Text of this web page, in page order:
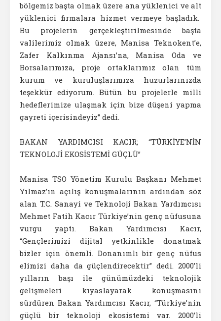
bölgemiz başta olmak üzere ana yüklenici ve alt
yüklenici firmalara hizmet vermeye başladık.
Bu projelerin gerçekleştirilmesinde başta
valilerimiz olmak üzere, Manisa Teknokent’e,
Zafer Kalkınma Ajansı’na, Manisa Oda ve
Borsalarımıza, proje ortaklarımız olan tüm
kurum ve kuruluşlarımıza huzurlarınızda
teşekkür ediyorum. Bütün bu projelerle milli
hedeflerimize ulaşmak için bize düşeni yapma
gayreti içerisindeyiz” dedi.
BAKAN YARDIMCISI KACIR; “TÜRKİYE’NİN
TEKNOLOJİ EKOSİSTEMİ GÜÇLÜ”
Manisa TSO Yönetim Kurulu Başkanı Mehmet
Yılmaz’ın açılış konuşmalarının ardından söz
alan T.C. Sanayi ve Teknoloji Bakan Yardımcısı
Mehmet Fatih Kacır Türkiye’nin genç nüfusuna
vurgu yaptı. Bakan Yardımcısı Kacır,
“Gençlerimizi dijital yetkinlikle donatmak
bizler için önemli. Donanımlı bir genç nüfus
elimizi daha da güçlendirecektir” dedi. 2000’li
yılların başı ile günümüzdeki teknolojik
gelişmeleri kıyaslayarak konuşmasını
sürdüren Bakan Yardımcısı Kacır, “Türkiye’nin
güçlü bir teknoloji ekosistemi var. 2000’li